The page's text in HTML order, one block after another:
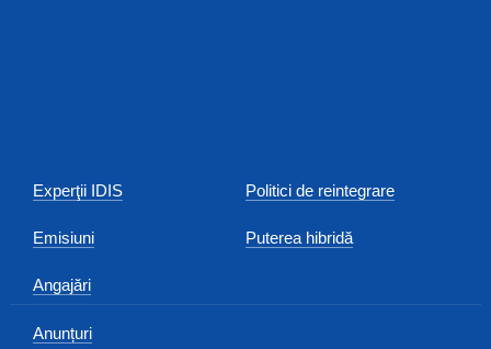
Experţii IDIS
Emisiuni
Angajări
Anunțuri
Politici de reintegrare
Puterea hibridă